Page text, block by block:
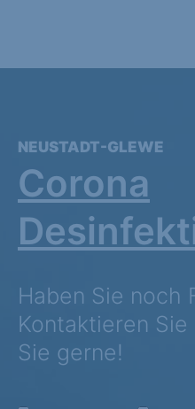
NEUSTADT-GLEWE
Corona
Haben Sie noch
Kontaktieren
Sie gerne!